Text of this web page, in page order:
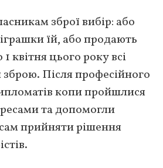
зброї вибір: або
їй, або продають
квітня цього року всі
Після професійного
копи пройшлися
та допомогли
прийняти рішення